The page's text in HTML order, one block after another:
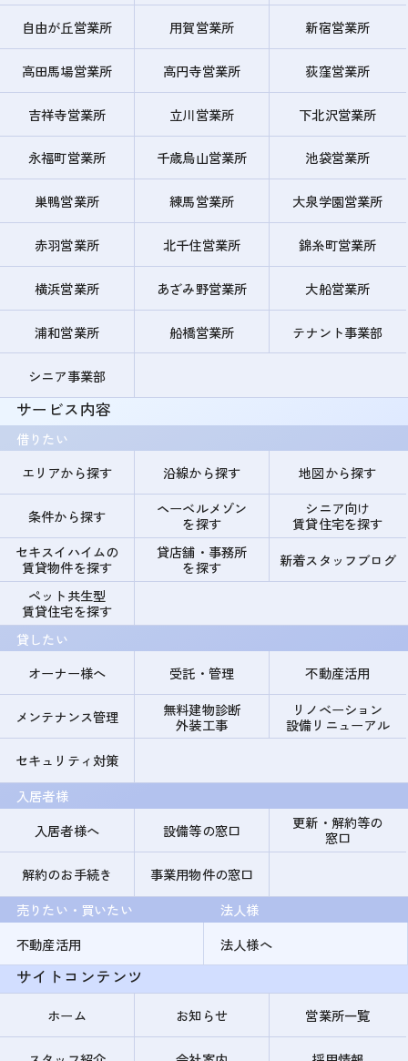
自由が丘営業所 用賀営業所 新宿営業所
高田馬場営業所 高円寺営業所 荻窪営業所
吉祥寺営業所 立川営業所 下北沢営業所
永福町営業所 千歳烏山営業所 池袋営業所
巣鴨営業所 練馬営業所 大泉学園営業所
赤羽営業所 北千住営業所 錦糸町営業所
横浜営業所 あざみ野営業所 大船営業所
浦和営業所 船橋営業所 テナント事業部
シニア事業部
サービス内容
借りたい
エリアから探す
沿線から探す 地図から探す
条件から探す
ヘーベルメゾン
を探す
シニア向け
賃貸住宅を探す
セキスイハイムの
賃貸物件を探す
貸店舗・事務所
を探す
新着スタッフブログ
ペット共生型
賃貸住宅を探す
貸したい
オーナー様へ
受託・管理 不動産活用
メンテナンス管理
無料建物診断
外装工事
リノベーション
設備リニューアル
セキュリティ対策
入居者様
入居者様へ
設備等の窓口
更新・解約等の
窓口
解約のお手続き
事業用物件の窓口
売りたい・買いたい
不動産活用
法人様
法人様へ
サイトコンテンツ
ホーム お知らせ 営業所一覧